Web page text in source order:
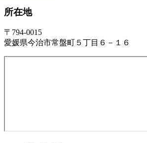
所在地
〒794-0015
愛媛県今治市常盤町５丁目６－１６